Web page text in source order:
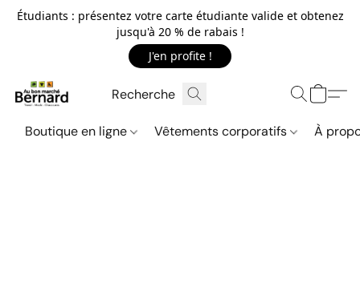
Étudiants : présentez votre carte étudiante valide et obtenez
jusqu'à 20 % de rabais !
J'en profite !
Boutique en ligne Vêtements corporatifs À